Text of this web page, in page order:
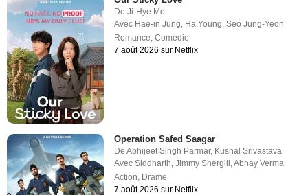
DeJi-Hye Mo
Avec Hae-in Jung Ha Young ,Seo Jung-Yeon
Romance ,Comédie
7 août 2026 sur Netflix
Operation Safed Saagar
DeAbhijeet Singh Parmar, Kushal Srivastava
AvecSiddharth,Jimmy Shergill,Abhay Verma
Action, Drame
7 août 2026 sur Netflix